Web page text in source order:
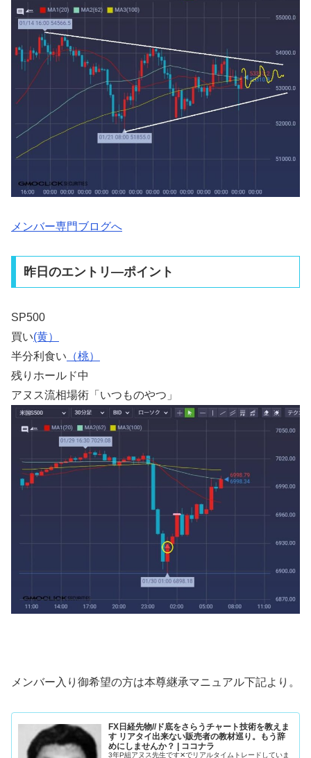
メンバー専門ブログへ
昨日のエントリ―ポイント
SP500
買い(黄）
半分利食い （桃）
残りホールド中
アヌス流相場術「いつものやつ」
メンバー入り御希望の方は本尊継承マニュアル下記より。
FX日経先物//ド底をさらうチャート技術を教えま
す リアタイ出来ない販売者の教材巡り。もう辞
めにしませんか？ | ココナラ
3年P組アヌス先生です✕でリアルタイムトレードしていま